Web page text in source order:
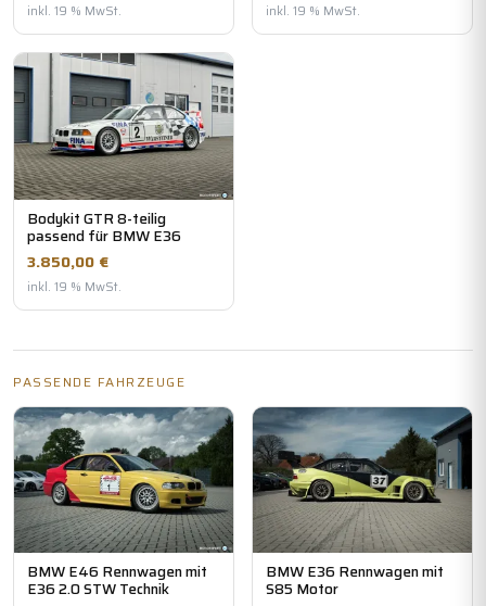
inkl. 19 % MwSt. inkl. 19 % MwSt.
Bodykit GTR 8-teilig
passend für BMW E36
3.850,00 €
inkl. 19 % MwSt.
PASSENDE FAHRZEUGE
BMW E46 Rennwagen mit
E36 2.0 STW Technik
BMW E36 Rennwagen mit
S85 Motor